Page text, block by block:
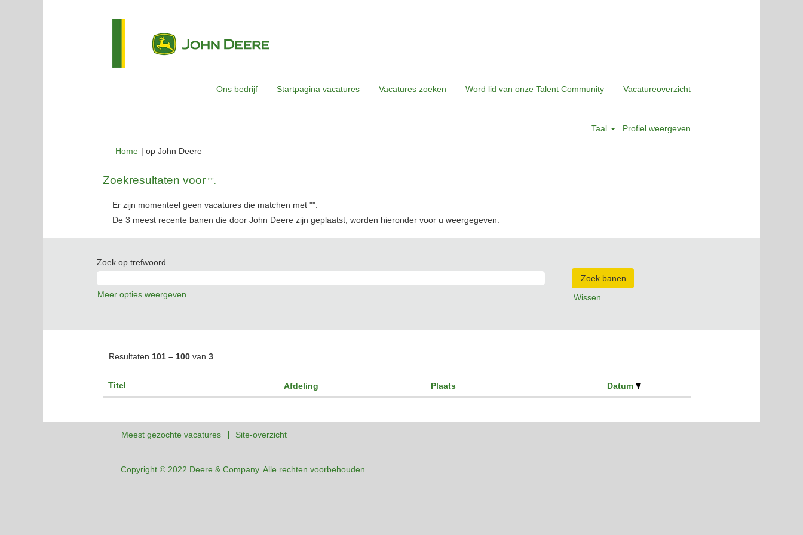
Ons bedrijf Startpagina vacatures Vacatures zoeken Word lid van onze Talent Community Vacatureoverzicht
Taal Profiel weergeven
Home | op John Deere(huidige
Zoekresultaten voor "".
Er zijn momenteel geen vacatures die matchen met "".
De 3 meest recente banen die door John Deere zijn geplaatst, worden hieronder voor u weergegeven.
Zoek op trefwoord
Meer opties weergeven Wissen
Resultaten 101 – 100 van 3
Titel Afdeling Plaats Datum
Meest gezochte vacatures Site-overzicht
Copyright © 2022 Deere & Company. Alle rechten voorbehouden.